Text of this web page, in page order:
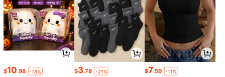
$10.98 -18% $3.78 -21% $7.59 -11%